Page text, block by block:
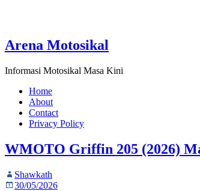
Arena Motosikal
Informasi Motosikal Masa Kini
Home
About
Contact
Privacy Policy
WMOTO Griffin 205 (2026)
Shawkath
30/05/2026